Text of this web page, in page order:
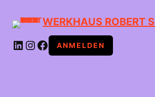
WERKHAUS ROBERT
LINKEDIN INSTAGRAMFACEBOOK ANMELDEN